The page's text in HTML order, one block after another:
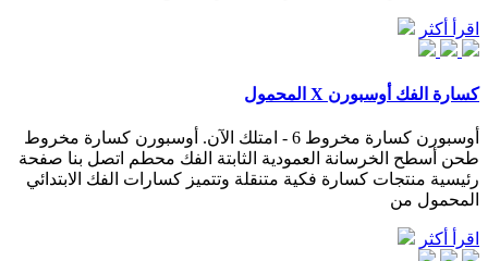
اقرأ أكثر
كسارة الفك أوسبورن X المحمول
أوسبورن كسارة مخروط 6 - امتلك الآن. أوسبورن كسارة مخروط
طحن أسطح الخرسانة العمودية الثابتة الفك محطم اتصل بنا صفحة
رئيسية منتجات كسارة فكية متنقلة وتتميز كسارات الفك الابتدائي
المحمول من
اقرأ أكثر